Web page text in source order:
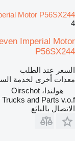
Motor P56SX244
4
Imperial Motor
P56SX244
السعر عند الطلب
معدات أخرى لخدمة
هولندا، Oirschot
and Parts v.o.f.
الاتصال بالبائع